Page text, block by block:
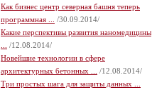
Как бизнес центр северная башня теперь
программная ...
/30.09.2014/
Какие перспективы развития наномедицины
/12.08.2014/
Новейшие технологии в сфере
архитектурных бетонных ...
/12.08.2014/
Три простых шага для защиты данных ...